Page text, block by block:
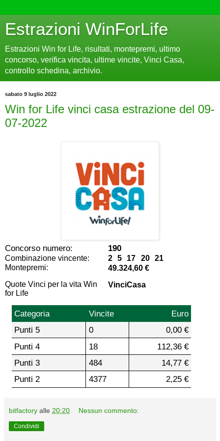
Estrazioni WinForLife
Estrazioni Win for Life, risultati, montepremi, ultimo
concorso, verifica vincita, ultime vincite, Vinci Casa,
controllo schedina, archivio.
sabato 9 luglio 2022
Win for Life vinci casa estrazione del 09-
07-2022
Concorso numero: 190
Combinazione vincente:
2 5 17 20 21
Montepremi:
49.324,60 €
Quote Vinci per la vita Win
for Life
VinciCasa
Categoria Vincite
Euro
Punti 5
0
0,00 €
Punti 4
18
112,36 €
Punti 3
484
14,77 €
Punti 2
4377 2,25 €
bitfactory alle 20:20 Nessun commento:
Condividi